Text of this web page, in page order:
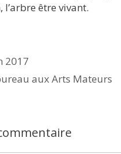
l’arbre être vivant.
2017
aux Arts Mateurs